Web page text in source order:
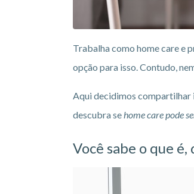
Trabalha como home care e
opção para isso. Contudo,
Aqui decidimos compartilhar
descubra sehome carepode
Você sabe o que